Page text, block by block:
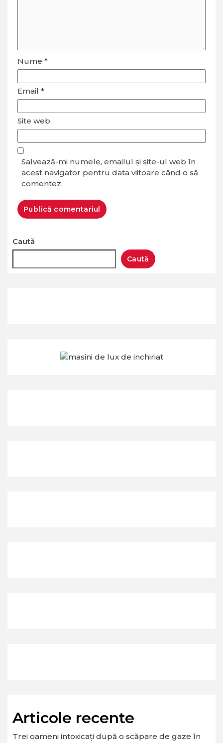
Nume *
Email *
Site web
Salvează-mi numele, emailul și site-ul web în
acest navigator pentru data viitoare când o să
comentez.
Caută
Caută
Articole recente
Trei oameni intoxicați după o scăpare de gaze în